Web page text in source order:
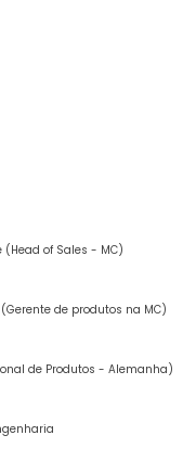
of Sales - MC)
de produtos na MC)
de Produtos - Alemanha)